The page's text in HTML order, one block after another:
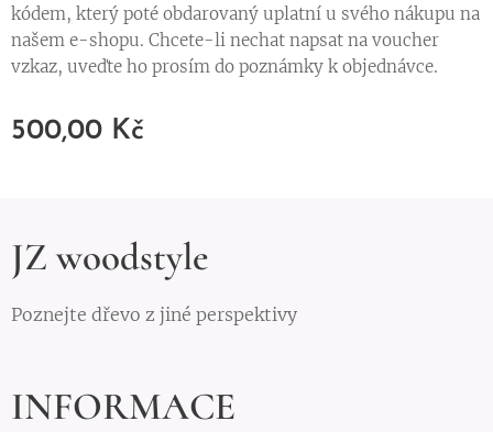
kódem, který poté obdarovaný uplatní u svého nákupu na
našem e-shopu. Chcete-li nechat napsat na voucher
vzkaz, uveďte ho prosím do poznámky k objednávce.
500,00 Kč
JZ woodstyle
Poznejte dřevo z jiné perspektivy
INFORMACE